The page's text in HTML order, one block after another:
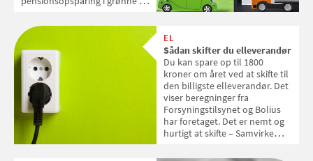
lyder besnærende, ikke? Men
hvor meget kan man egentlig
klimakompensere sine CO2-
udledende dagligdagsvaner
gennem grønne investeringer
med pensionspengene? Kan
det betale sig økonomisk? Og
sidst men ikke mindst: Er
bæredygtige investeringer
overhovedet et frikort til at
svine på andre områder?
EL
Sådan skifter du elleverandør
Du kan spare op til 1800
kroner om året ved at skifte til
den billigste elleverandør. Det
viser beregninger fra
Forsyningstilsynet og Bolius
har foretaget. Det er nemt og
hurtigt at skifte – Samvirke